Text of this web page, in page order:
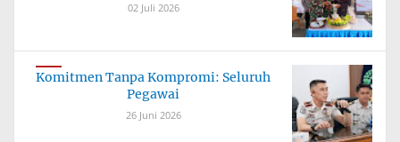
02 Juli 2026
Komitmen Tanpa Kompromi: Seluruh
Pegawai
26 Juni 2026